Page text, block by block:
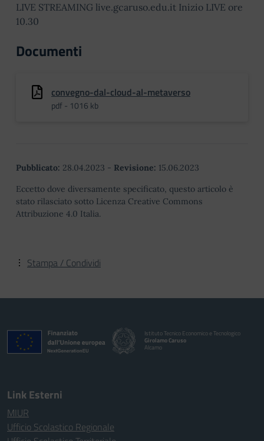
LIVE STREAMING live.gcaruso.edu.it Inizio LIVE ore
10.30
Documenti
convegno-dal-cloud-al-metaverso
pdf - 1016 kb
Pubblicato: 28.04.2023 - Revisione: 15.06.2023
Eccetto dove diversamente specificato, questo articolo è
stato rilasciato sotto Licenza Creative Commons
Attribuzione 4.0 Italia.
Stampa / Condividi
Istituto Tecnico Economico e Tecnologico
Girolamo Caruso
Alcamo
Link Esterni
MIUR
Ufficio Scolastico Regionale